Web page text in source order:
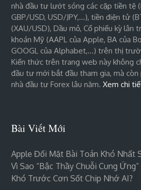
nhà đầu tư lướt sóng các cặp tiền tệ
GBP/USD, USD/JPY,…), tiền điện tử
(XAU/USD), Dầu mỏ, Cổ phiếu kỳ
khoán Mỹ (AAPL của Apple, BA của
GOOGL của Alphabet,…) trên thị
Kiến thức trên trang web này không
đầu tư mới bắt đầu tham gia, mà
nhà đầu tư Forex lâu năm.Xem chi
Bài Viết Mới
Apple Đối Mặt Bài Toán Khó Nhất
Vì Sao “bậc Thầy Chuỗi Cung
Khó Trước Cơn Sốt Chip Nhớ AI?